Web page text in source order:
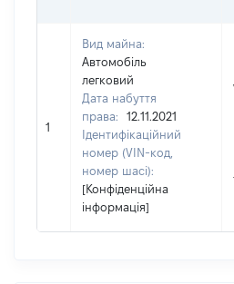
1
Вид майна:
Автомобіль
легковий
Дата набуття
права:
12.11.2021
Ідентифікаційний
номер (VIN-код,
номер шасі):
[Конфіденційна
інформація]